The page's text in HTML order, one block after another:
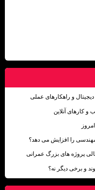
و راهکارهای عملی
کارهای آنلاین
را افزایش می دهد؟
پروژه های بزرگ عمرانی
و برخی دیگر نه؟